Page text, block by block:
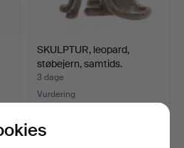
SKULPTUR, leopard,
støbejern, samtids.
3 dage
Vurdering